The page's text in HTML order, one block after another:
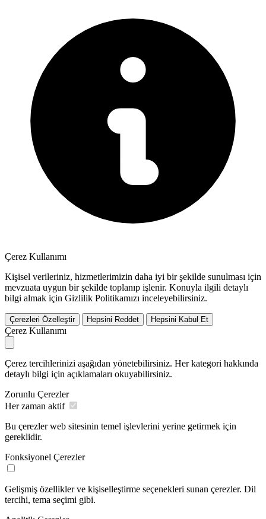
Çerez Kullanımı
Kişisel verileriniz, hizmetlerimizin daha iyi bir şekilde sunulması için
mevzuata uygun bir şekilde toplanıp işlenir. Konuyla ilgili detaylı
bilgi almak için Gizlilik Politikamızı inceleyebilirsiniz.
Çerezleri Özelleştir Hepsini Reddet Hepsini Kabul Et
Çerez Kullanımı
Çerez tercihlerinizi aşağıdan yönetebilirsiniz. Her kategori hakkında
detaylı bilgi için açıklamaları okuyabilirsiniz.
Zorunlu Çerezler
Her zaman aktif
Bu çerezler web sitesinin temel işlevlerini yerine getirmek için
gereklidir.
Fonksiyonel Çerezler
Gelişmiş özellikler ve kişiselleştirme seçenekleri sunan çerezler. Dil
tercihi, tema seçimi gibi.